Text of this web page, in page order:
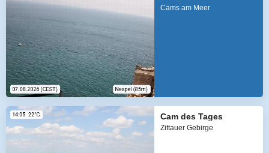
Cams am Meer
Cam des Tages
Zittauer Gebirge